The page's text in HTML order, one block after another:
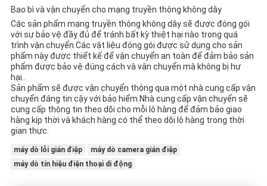
Bao bì và vận chuyển cho mạng truyền thông không dây
Các sản phẩm mạng truyền thông không dây sẽ được đóng gói
với sự bảo vệ đầy đủ để tránh bất kỳ thiệt hại nào trong quá
trình vận chuyển.Các vật liệu đóng gói được sử dụng cho sản
phẩm này được thiết kế để vận chuyển an toàn để đảm bảo sản
phẩm được bảo vệ đúng cách và vận chuyển mà không bị hư
hại..
Sản phẩm sẽ được vận chuyển thông qua một nhà cung cấp vận
chuyển đáng tin cậy với bảo hiểm.Nhà cung cấp vận chuyển sẽ
cung cấp thông tin theo dõi cho mỗi lô hàng để đảm bảo giao
hàng kịp thời và khách hàng có thể theo dõi lô hàng trong thời
gian thực.
máy dò lỗi gián điệp
máy dò camera gián điệp
máy dò tín hiệu điện thoại di động